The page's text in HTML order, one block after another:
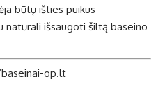
būtų išties puikus
natūrali išsaugoti šiltą baseino
op.lt